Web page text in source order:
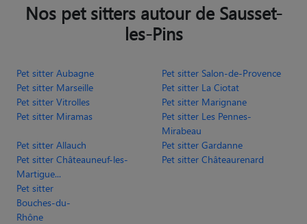
Nos pet sitters autour de Sausset-
les-Pins
Pet sitter Aubagne
Pet sitter Salon-de-Provence
Pet sitter Marseille
Pet sitter La Ciotat
Pet sitter Vitrolles
Pet sitter Marignane
Pet sitter Miramas
Pet sitter Les Pennes-
Mirabeau
Pet sitter Allauch
Pet sitter Gardanne
Pet sitter Châteauneuf-les-
Martigue...
Pet sitter Châteaurenard
Pet sitter
Bouches-du-
Rhône